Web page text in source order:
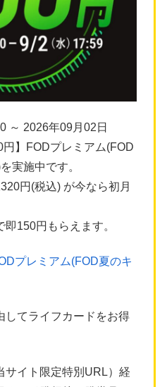
～ 2026年09月02日
】FODプレミアム(FOD
実施中です。
円(税込) が今なら初月
即150円もらえます。
プレミアム(FOD夏のキ
てライフカードをお得
サイト限定特別URL）経